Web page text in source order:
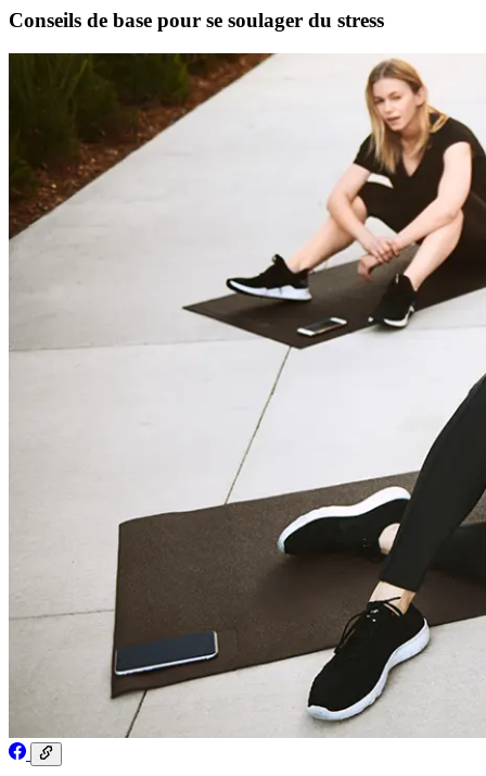
Conseils de base pour se soulager du stress